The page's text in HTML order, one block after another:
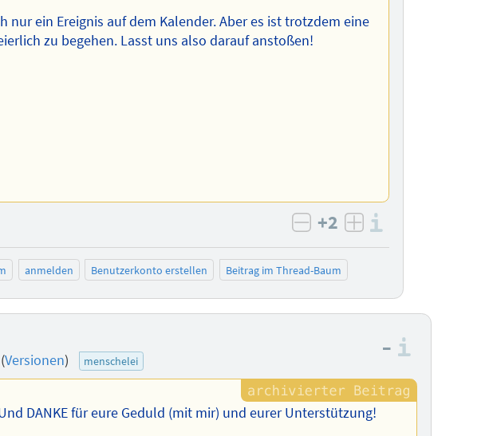
nur ein Ereignis auf dem Kalender. Aber es ist trotzdem eine
zu begehen. Lasst uns also darauf anstoßen!
negativ bewerten
+2 positiv bewerten
anmelden Benutzerkonto erstellen Beitrag im Thread-Baum
(Versionen) menschelei
–
DANKE für eure Geduld (mit mir) und eurer Unterstützung!